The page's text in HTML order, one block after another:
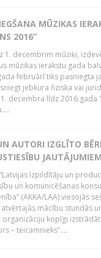
MŪZIKAS
2016”
decembrim mūziķi,
mūzikas ierakstu gada
februārī tiks pasniegta
jebkura fiziska vai
decembra līdz
AUTORI IZGLĪTO
JAUTĀJUMIEM
Izpildītāju un
un komunicēšanas
(AKKA/LAA) viesojās
mācību stundās
kopīgi
– teicamnieks”....